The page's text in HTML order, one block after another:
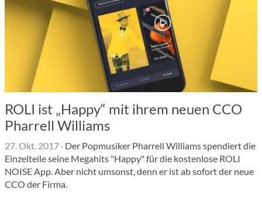
ROLI ist „Happy“ mit ihrem neuen CCO
Pharrell Williams
27. Okt. 2017 · Der Popmusiker Pharrell Williams spendiert die
Einzelteile seine Megahits "Happy" für die kostenlose ROLI
NOISE App. Aber nicht umsonst, denn er ist ab sofort der neue
CCO der Firma.